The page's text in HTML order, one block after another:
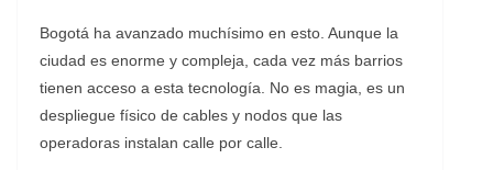
Bogotá ha avanzado muchísimo en esto. Aunque la
ciudad es enorme y compleja, cada vez más barrios
tienen acceso a esta tecnología. No es magia, es un
despliegue físico de cables y nodos que las
operadoras instalan calle por calle.